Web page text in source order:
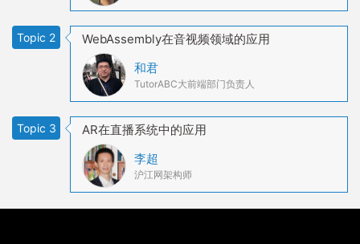
Topic 2
WebAssembly在音视频领域的应用
和君
TutorABC大前端部门负责人
Topic 3
AR在直播系统中的应用
李超
沪江网架构师